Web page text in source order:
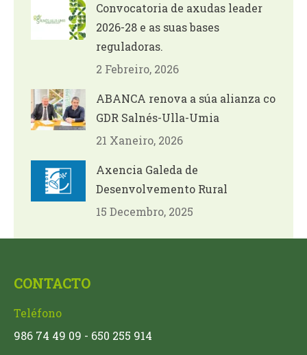
Convocatoria de axudas leader
2026-28 e as suas bases
reguladoras.
2 Febreiro, 2026
ABANCA renova a súa alianza co
GDR Salnés-Ulla-Umia
21 Xaneiro, 2026
Axencia Galeda de
Desenvolvemento Rural
15 Decembro, 2025
CONTACTO
Teléfono
986 74 49 09 - 650 255 914